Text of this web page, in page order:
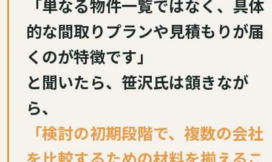
「単なる物件一覧ではなく、具体
的な間取りプランや見積もりが届
くのが特徴です」
と聞いたら、笹沢氏は頷きなが
ら、
「検討の初期段階で、複数の会社